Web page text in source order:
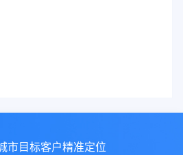
市目标客户精准定位